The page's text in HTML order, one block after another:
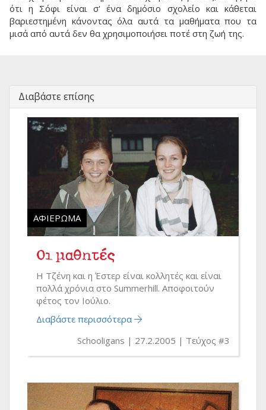
ότι η Σόφι είναι σ' ένα δημόσιο σχολείο και κάθεται
βαριεστημένη κάνοντας όλα αυτά τα μαθήματα που τα
μισά από αυτά δεν θα χρησιμοποιήσει ποτέ στη ζωή της.
Διαβάστε επίσης
ΑΦΙΈΡΩΜΑ
Οι μαθητές
Η Τζένη και η Έστερ είναι κολλητές και είναι
πολλά χρόνια στο Summerhill. Αποφοιτούν
φέτος τον Ιούλιο.
Διαβάστε περισσότερα
Schooligans
27.2.2005 Τεύχος #3